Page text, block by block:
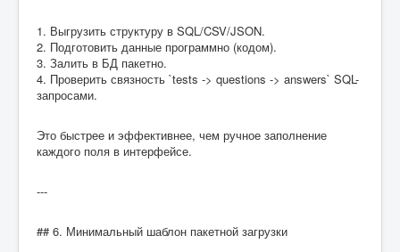
1. Выгрузить структуру в SQL/CSV/JSON.
2. Подготовить данные программно (кодом).
3. Залить в БД пакетно.
4. Проверить связность `tests -> questions -> answers` SQL-
запросами.
Это быстрее и эффективнее, чем ручное заполнение
каждого поля в интерфейсе.
---
## 6. Минимальный шаблон пакетной загрузки